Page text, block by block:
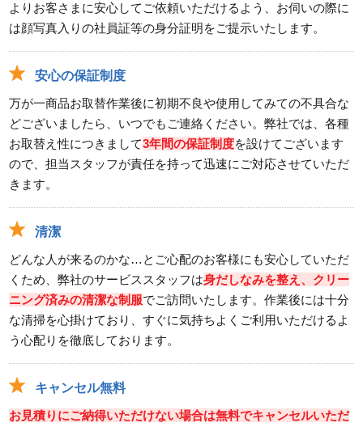
よりお客さまに安心してご依頼いただけるよう、お伺いの際に
は顔写真入りの社員証等の身分証明をご提示いたします。
安心の保証制度
万が一商品お取替作業後に初期不良や使用してみての不具合な
どございましたら、いつでもご連絡ください。弊社では、各種
お取替え性につきまして3年間の保証制度を設けてございます
ので、担当スタッフが責任を持って迅速にご対応させていただ
きます。
清潔
どんな人が来るのかな…とご心配のお客様にも安心していただ
くため、弊社のサービススタッフは身だしなみを整え、クリー
ニング済みの清潔な制服でご訪問いたします。作業後には十分
な清掃を心掛けており、すぐに気持ちよくご利用いただけるよ
う心配りを徹底しております。
キャンセル無料
お見積りにご納得いただけない場合は無料でキャンセルいただ